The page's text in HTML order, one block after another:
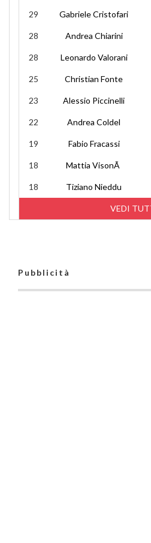
VEDI
29 Gabriele Cristofari
28 Andrea Chiarini
28 Leonardo Valorani
25 Christian Fonte
23 Alessio Piccinelli
22 Andrea Coldel
19 Fabio Fracassi
18 Mattia VisonÃ
18 Tiziano Nieddu
Pubblicità